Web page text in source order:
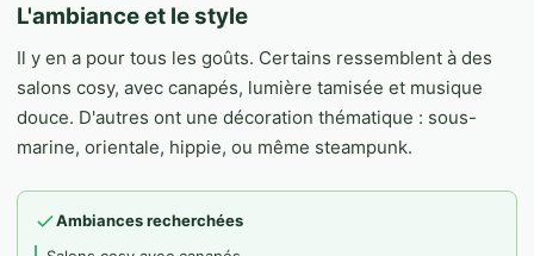
L'ambiance et le style
Il y en a pour tous les goûts. Certains ressemblent à des
salons cosy, avec canapés, lumière tamisée et musique
douce. D'autres ont une décoration thématique : sous-
marine, orientale, hippie, ou même steampunk.
Ambiances recherchées